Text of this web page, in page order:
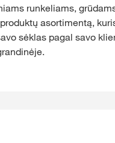
runkeliams,
asortimentą,
sėklas pagal savo